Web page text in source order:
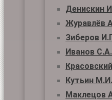
Денискин
Журавлёв
Зиберов
Иванов С.А.
Кутьин М.И.
Маклецов